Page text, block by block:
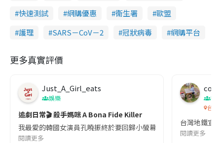
快速測試
網購優惠 衞生署
歐盟
護理
SARS－CoV－2 冠狀病毒 網購平台
更多真實評價
Just_A_Girl_eats
娛樂
追劇日常🎬 殺手媽咪 A Bona Fide Killer
我最愛的韓國女演員孔曉振終於要回歸小螢幕啦!這次的劇本改編
閱讀更多
co
吹
台灣
台灣地鐵宣
閱讀更多